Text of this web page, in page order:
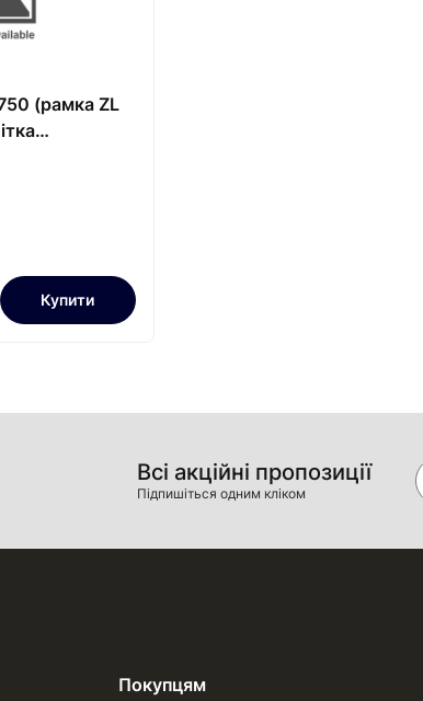
(рамка ZL
Купити
Всі акційні пропозиції
Підпишіться одним кліком
Покупцям